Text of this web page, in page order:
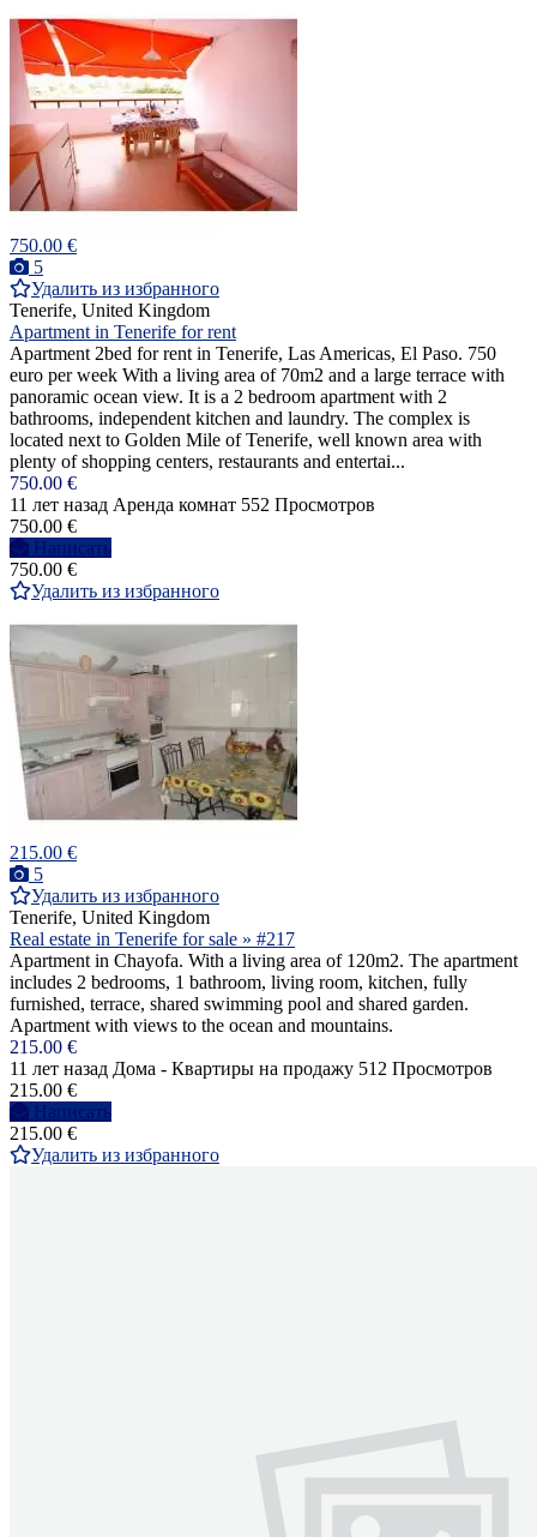
750.00 €
5
Удалить из избранного
Tenerife, United Kingdom
Apartment in Tenerife for rent
Apartment 2bed for rent in Tenerife, Las Americas, El Paso. 750
euro per week With a living area of 70m2 and a large terrace with
panoramic ocean view. It is a 2 bedroom apartment with 2
bathrooms, independent kitchen and laundry. The complex is
located next to Golden Mile of Tenerife, well known area with
plenty of shopping centers, restaurants and entertai...
750.00 €
11 лет назад Аренда комнат 552 Просмотров
750.00 €
Написать
750.00 €
Удалить из избранного
215.00 €
5
Удалить из избранного
Tenerife, United Kingdom
Real estate in Tenerife for sale » #217
Apartment in Chayofa. With a living area of 120m2. The apartment
includes 2 bedrooms, 1 bathroom, living room, kitchen, fully
furnished, terrace, shared swimming pool and shared garden.
Apartment with views to the ocean and mountains.
215.00 €
11 лет назад Дома - Квартиры на продажу 512 Просмотров
215.00 €
Написать
215.00 €
Удалить из избранного